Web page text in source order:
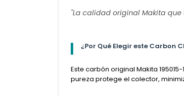
"La calidad original Makita
¿Por Qué Elegir este Carbon
Este carbón original Makita
pureza protege el colector,